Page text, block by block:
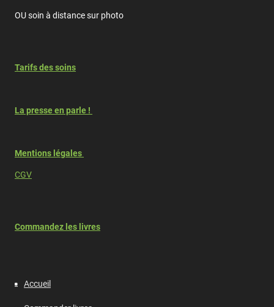
OU soin à distance sur photo
Tarifs des soins
La presse en parle !
Mentions légales
CGV
Commandez les livres
Accueil